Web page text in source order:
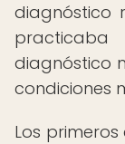
diagnóstico
practicaba
diagnóstico
condiciones
Los